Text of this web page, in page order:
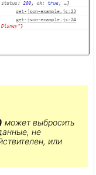
может выбросить
не
или